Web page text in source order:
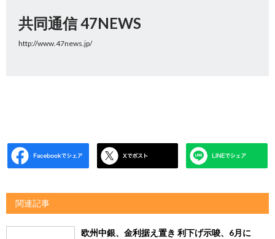
共同通信 47NEWS
http://www.47news.jp/
関連記事
欧州中銀、金利据え置き 利下げ示唆、6月に